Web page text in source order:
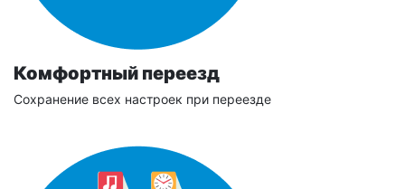
Комфортный переезд
Сохранение всех настроек при переезде